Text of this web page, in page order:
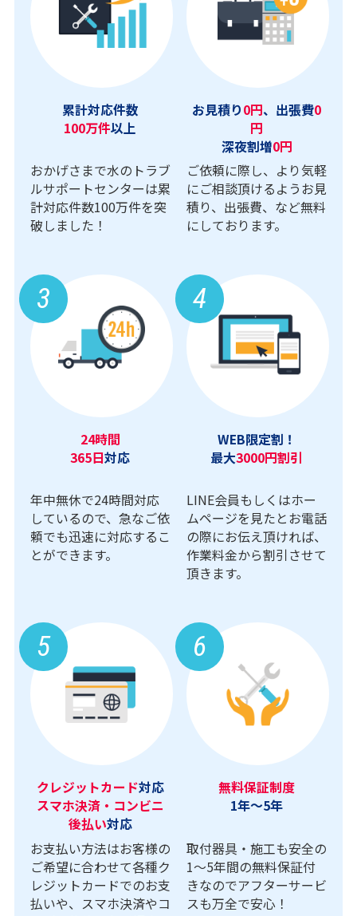
累計対応件数
100万件以上
おかげさまで水のトラブ
ルサポートセンターは累
計対応件数100万件を突
破しました！
お見積り0円、出張費0
円
深夜割増0円
ご依頼に際し、より気軽
にご相談頂けるようお見
積り、出張費、など無料
にしております。
3
24時間
365日対応
年中無休で24時間対応
しているので、急なご依
頼でも迅速に対応するこ
とができます。
4
WEB限定割！
最大3000円割引
LINE会員もしくはホー
ムページを見たとお電話
の際にお伝え頂ければ、
作業料金から割引させて
頂きます。
5
クレジットカード対応
スマホ決済・コンビニ
後払い対応
お支払い方法はお客様の
ご希望に合わせて各種ク
レジットカードでのお支
払いや、スマホ決済やコ
6
無料保証制度
1年～5年
取付器具・施工も安全の
1〜5年間の無料保証付
きなのでアフターサービ
スも万全で安心！